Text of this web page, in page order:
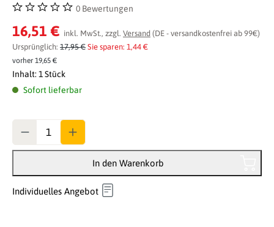
Durchschnittliche Bewertung von 0 von 5 Sternen
0 Bewertungen
16,51 € inkl. MwSt., zzgl. Versand (DE - versandkostenfrei ab 99€)
Ursprünglich: 17,95 € Sie sparen: 1,44 €
vorher 19,65 €
Inhalt: 1 Stück
Sofort lieferbar
In den Warenkorb
Individuelles Angebot